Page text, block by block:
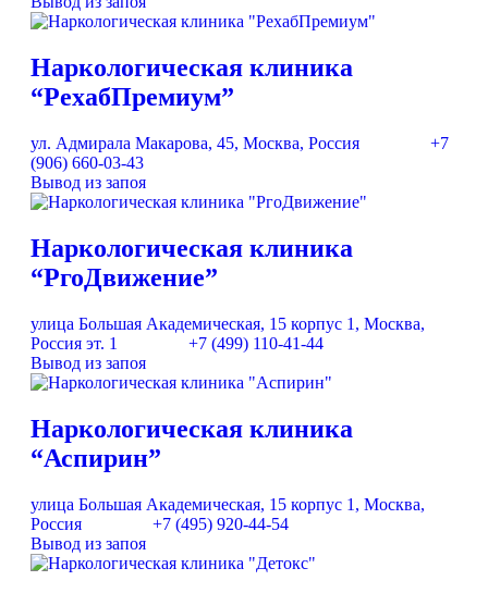
Наркологическая клиника
“РехабПремиум”
ул. Адмирала Макарова, 45, Москва, Россия
+7
(906) 660-03-43
Вывод из запоя
Наркологическая клиника
“РгоДвижение”
улица Большая Академическая, 15 корпус 1, Москва,
Россия эт. 1
+7 (499) 110-41-44
Вывод из запоя
Наркологическая клиника
“Аспирин”
улица Большая Академическая, 15 корпус 1, Москва,
Россия
+7 (495) 920-44-54
Вывод из запоя